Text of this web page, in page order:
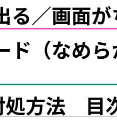
る／画面
ド（なめ
処方法 目